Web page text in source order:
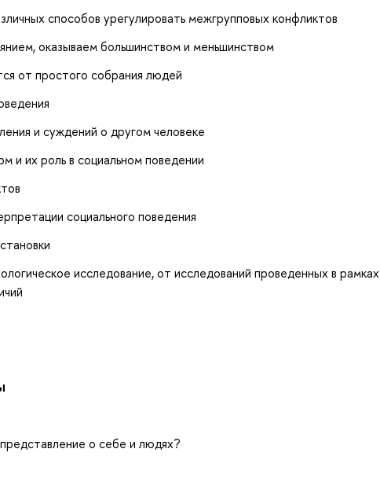
способов урегулировать межгрупповых конфликтов
оказываем большинством и меньшинством
от простого собрания людей
и суждений о другом человеке
и их роль в социальном поведении
социального поведения
исследование, от исследований проведенных в рамках
о себе и людях?